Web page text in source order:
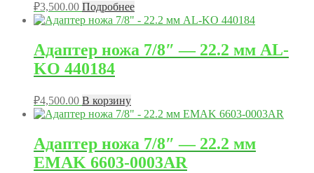
₽3,500.00 Подробнее
Адаптер ножа 7/8″ — 22.2 мм AL-
KO 440184
₽4,500.00 В корзину
Адаптер ножа 7/8″ — 22.2 мм
EMAK 6603-0003AR